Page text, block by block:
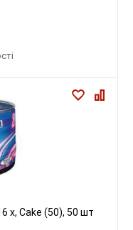
х, Cake (50), 50 шт